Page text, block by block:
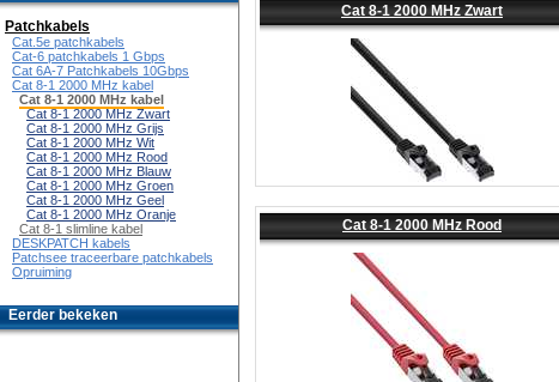
Cat 8-1 2000 MHz Zwart
Cat 8-1 2000 MHz Rood
Patchkabels
Cat.5e patchkabels
Cat-6 patchkabels 1 Gbps
Cat 6A-7 Patchkabels 10Gbps
Cat 8-1 2000 MHz kabel
Cat 8-1 2000 MHz kabel
Cat 8-1 2000 MHz Zwart
Cat 8-1 2000 MHz Grijs
Cat 8-1 2000 MHz Wit
Cat 8-1 2000 MHz Rood
Cat 8-1 2000 MHz Blauw
Cat 8-1 2000 MHz Groen
Cat 8-1 2000 MHz Geel
Cat 8-1 2000 MHz Oranje
Cat 8-1 slimline kabel
DESKPATCH kabels
Patchsee traceerbare patchkabels
Opruiming
Eerder bekeken